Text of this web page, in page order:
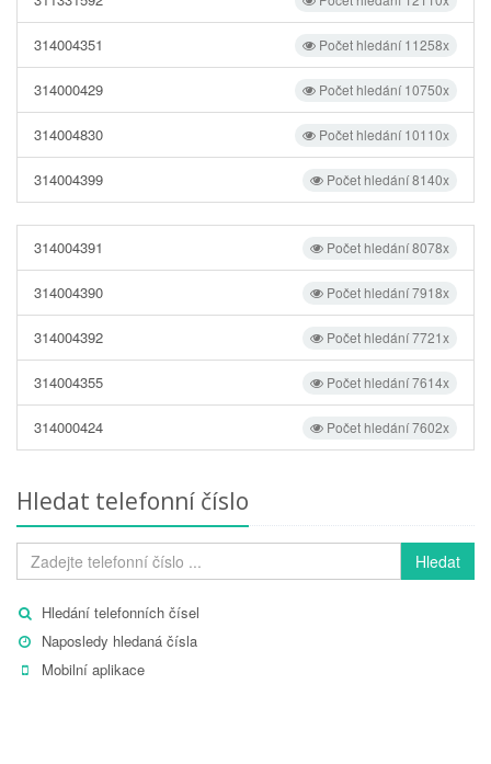
Počet hledání 11258x
314004351
Počet hledání 10750x
314000429
Počet hledání 10110x
314004830
Počet hledání 8140x
314004399
Počet hledání 8078x
314004391
Počet hledání 7918x
314004390
Počet hledání 7721x
314004392
Počet hledání 7614x
314004355
Počet hledání 7602x
314000424
Hledat telefonní číslo
Hledat
Hledání telefonních čísel
Naposledy hledaná čísla
Mobilní aplikace